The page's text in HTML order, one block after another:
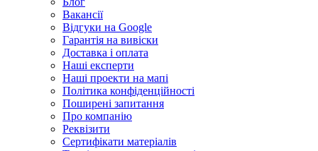
Вакансії
Відгуки на Google
Гарантія на вивіски
Доставка і оплата
Наші експерти
Наші проекти на мапі
Політика конфіденційності
Поширені запитання
Про компанію
Реквізити
Сертифікати матеріалів